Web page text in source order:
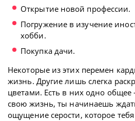
Открытие новой профессии.
Погружение в изучение
хобби.
Покупка дачи.
Некоторые из этих перемен
жизнь. Другие лишь слегка
цветами. Есть в них одно общее
свою жизнь, ты начинаешь
ощущение серости, которое тебя